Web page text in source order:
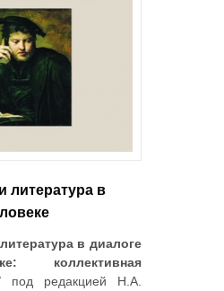
литература в
в диалоге
коллективная
редакцией Н.А.